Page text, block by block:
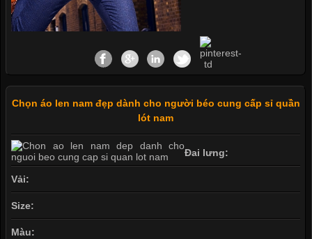
Chọn áo len nam đẹp dành cho người béo cung cấp sỉ quần
lót nam
Đai lưng:
Vải:
Size:
Màu: